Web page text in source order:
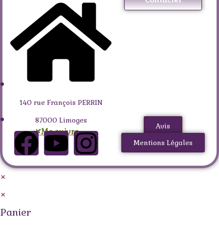
140 rue François PERRIN
87000 Limoges
🌿Me suivre
Avis
Mentions Légales
×
×
Panier